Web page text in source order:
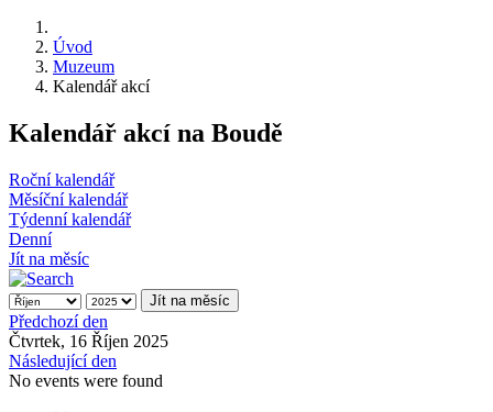
Úvod
Muzeum
Kalendář akcí
Kalendář akcí na Boudě
Roční kalendář
Měsíční kalendář
Týdenní kalendář
Denní
Jít na měsíc
Jít na měsíc
Předchozí den
Čtvrtek, 16 Říjen 2025
Následující den
No events were found